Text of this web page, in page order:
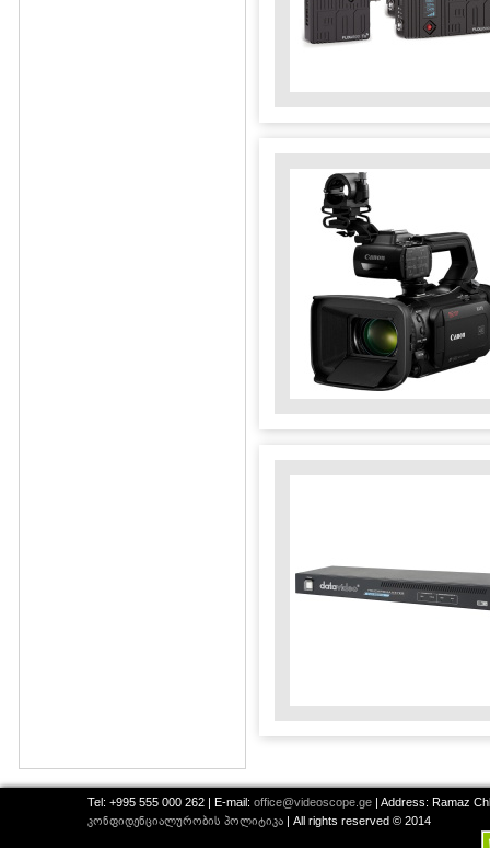
Tel: +995 555 000 262 | E-mail: office@videoscope.ge | Address: Ramaz
კონფიდენციალურობის პოლიტიკა | All rights reserved © 2014